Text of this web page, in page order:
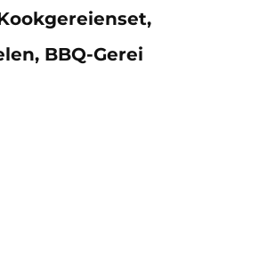
BBQ-Gerei